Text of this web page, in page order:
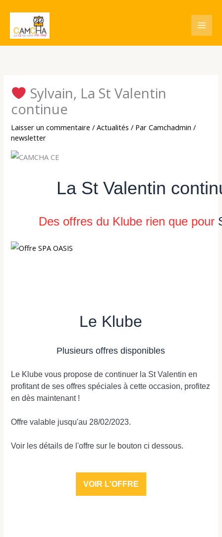
contenu
Sylvain, La St Valentin
continue
Laisser un commentaire /Actualités / ParCamchadmin/
newsletter
La St Valentin
Des offres du Klube rien que pour
Le Klube
Plusieurs offres disponibles
Le Klube vous propose de continuer la St Valentin en
profitant de ses offres spéciales à cette occasion, profitez
en dès maintenant !
Offre valable jusqu'au 28/02/2023.
Voir les détails de l'offre sur le bouton ci dessous.
VOIR L'OFFRE